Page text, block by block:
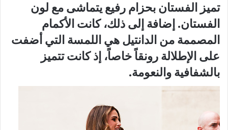
تميز الفستان بحزام رفيع يتماشى مع لون
الفستان. إضافة إلى ذلك، كانت الأكمام
المصممة من الدانتيل هي اللمسة التي أضفت
على الإطلالة رونقاً خاصاً، إذ كانت تتميز
بالشفافية والنعومة.